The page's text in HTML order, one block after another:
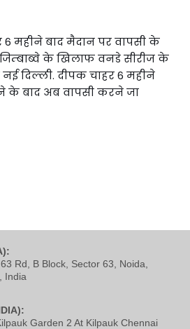
6 महीने बाद मैदान पर वापसी के
के खिलाफ वनडे सीरीज के
दिल्ली. दीपक चाहर 6 महीने
के बाद अब वापसी करने जा
Rd, B Block, Sector 63, Noida,
India
Garden 2 At Kilpauk Chennai